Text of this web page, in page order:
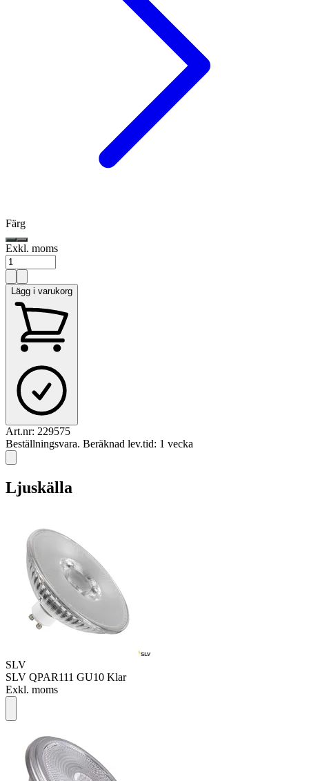
Färg
Exkl. moms
Lägg i varukorg
Art.nr: 229575
Beställningsvara. Beräknad lev.tid: 1 vecka
Ljuskälla
SLV
SLV QPAR111 GU10 Klar
Exkl. moms